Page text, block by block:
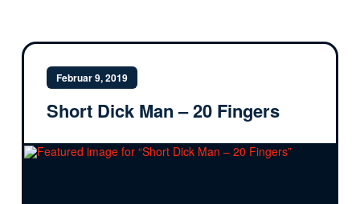
Februar 9, 2019
Short Dick Man – 20 Fingers